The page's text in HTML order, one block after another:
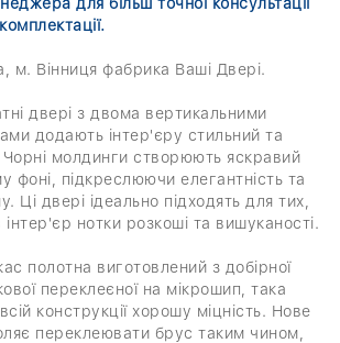
м. Вінниця фабрика Ваші Двері.
двері з двома вертикальними
додають інтер'єру стильний та
молдинги створюють яскравий
фоні, підкреслюючи елегантність та
Ці двері ідеально підходять для тих,
нотки розкоші та вишуканості.
полотна виготовлений з добірної
переклеєної на мікрошип, така
конструкції хорошу міцність. Нове
переклеювати брус таким чином,